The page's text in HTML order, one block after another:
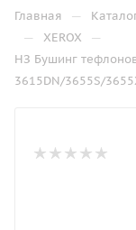
Главная —
— XEROX —
НЗ Бушинг
3615DN/3655S/